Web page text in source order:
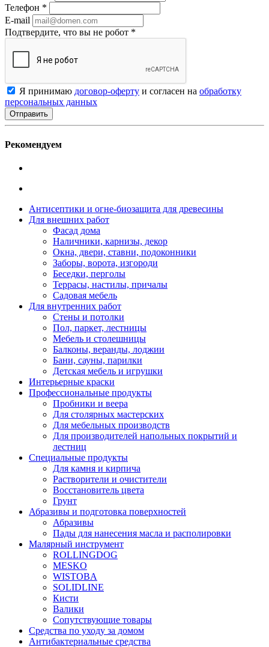
Телефон *
E-mail
Подтвердите, что вы не робот *
Я принимаю договор-оферту и согласен на обработку
персональных данных
Рекомендуем
Антисептики и огне-биозащита для древесины
Для внешних работ
Фасад дома
Наличники, карнизы, декор
Окна, двери, ставни, подоконники
Заборы, ворота, изгороди
Беседки, перголы
Террасы, настилы, причалы
Садовая мебель
Для внутренних работ
Стены и потолки
Пол, паркет, лестницы
Мебель и столешницы
Балконы, веранды, лоджии
Бани, сауны, парилки
Детская мебель и игрушки
Интерьерные краски
Профессиональные продукты
Пробники и веера
Для столярных мастерских
Для мебельных производств
Для производителей напольных покрытий и
лестниц
Специальные продукты
Для камня и кирпича
Растворители и очистители
Восстановитель цвета
Грунт
Абразивы и подготовка поверхностей
Абразивы
Пады для нанесения масла и располировки
Малярный инструмент
ROLLINGDOG
MESKO
WISTOBA
SOLIDLINE
Кисти
Валики
Сопутствующие товары
Средства по уходу за домом
Антибактериальные средства